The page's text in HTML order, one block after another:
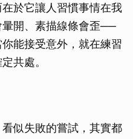
於它讓人習慣事情在我
開、素描線條會歪──
能接受意外，就在練習
共處。
似失敗的嘗試，其實都